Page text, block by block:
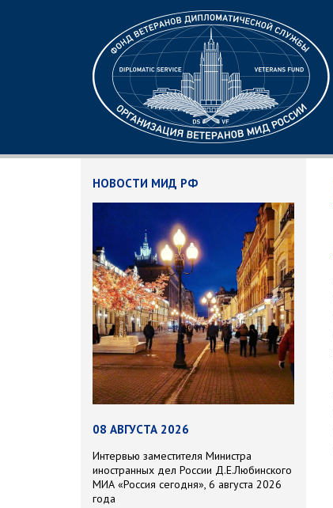
НОВОСТИ МИД РФ
08 АВГУСТА 2026
Интервью заместителя Министра
иностранных дел России Д.Е.Любинского
МИА «Россия сегодня», 6 августа 2026
года